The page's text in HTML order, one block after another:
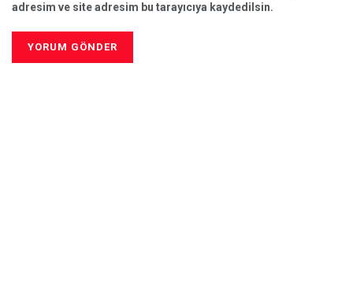
adresim ve site adresim bu tarayıcıya kaydedilsin.